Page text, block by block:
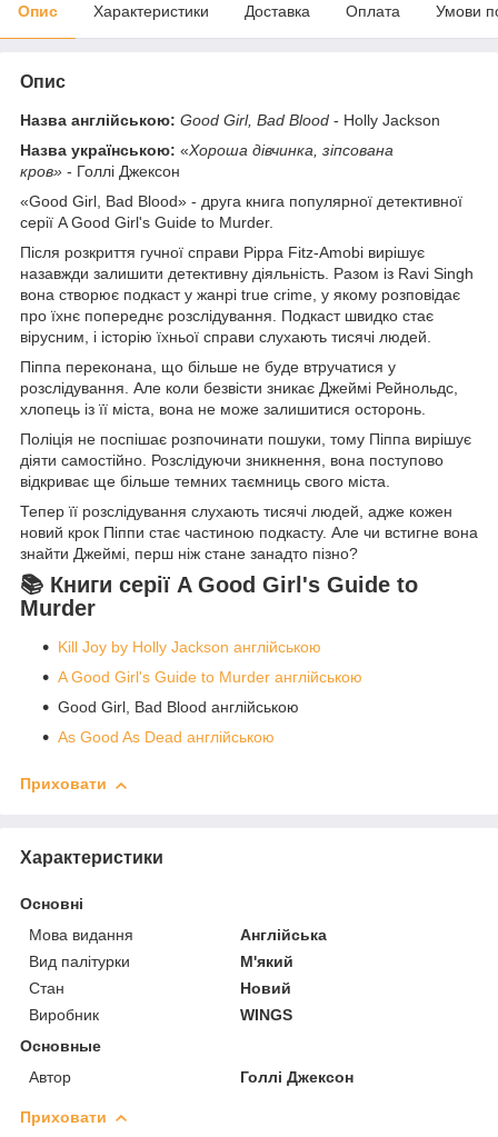
Опис Характеристики Доставка Оплата Умови
Опис
Назва англійською: Good Girl, Bad Blood - Holly Jackson
Назва українською: «Хороша дівчинка, зіпсована
кров» - Голлі Джексон
«Good Girl, Bad Blood» - друга книга популярної детективної
серії A Good Girl's Guide to Murder.
Після розкриття гучної справи Pippa Fitz-Amobi вирішує
назавжди залишити детективну діяльність. Разом із Ravi Singh
вона створює подкаст у жанрі true crime, у якому розповідає
про їхнє попереднє розслідування. Подкаст швидко стає
вірусним, і історію їхньої справи слухають тисячі людей.
Піппа переконана, що більше не буде втручатися у
розслідування. Але коли безвісти зникає Джеймі Рейнольдс,
хлопець із її міста, вона не може залишитися осторонь.
Поліція не поспішає розпочинати пошуки, тому Піппа вирішує
діяти самостійно. Розслідуючи зникнення, вона поступово
відкриває ще більше темних таємниць свого міста.
Тепер її розслідування слухають тисячі людей, адже кожен
новий крок Піппи стає частиною подкасту. Але чи встигне вона
знайти Джеймі, перш ніж стане занадто пізно?
📚 Книги серії A Good Girl's Guide to
Murder
Kill Joy by Holly Jackson англійською
A Good Girl's Guide to Murder англійською
Good Girl, Bad Blood англійською
As Good As Dead англійською
Приховати
Характеристики
Основні
Мова видання
Англійська
Вид палітурки
М'який
Стан
Новий
Виробник
WINGS
Основные
Автор
Голлі Джексон
Приховати